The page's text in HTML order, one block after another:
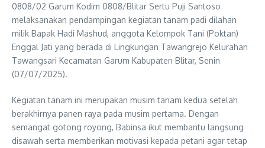
0808/02 Garum Kodim 0808/Blitar Sertu Puji Santoso
melaksanakan pendampingan kegiatan tanam padi dilahan
milik Bapak Hadi Mashud, anggota Kelompok Tani (Poktan)
Enggal Jati yang berada di Lingkungan Tawangrejo Kelurahan
Tawangsari Kecamatan Garum Kabupaten Blitar, Senin
(07/07/2025).
Kegiatan tanam ini merupakan musim tanam kedua setelah
berakhirnya panen raya pada musim pertama. Dengan
semangat gotong royong, Babinsa ikut membantu langsung
disawah serta memberikan motivasi kepada petani agar tetap